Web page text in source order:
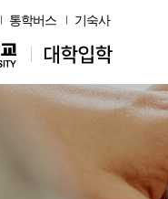
통학버스 기숙사